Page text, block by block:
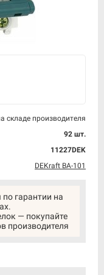
складе производителя
92 шт.
11227DEK
DEKraft ВА-101
гарантии на
— покупайте
производителя